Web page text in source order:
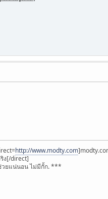
http://www.modty.com
ง[/direct]
วยแน่นอน ไม่มีกั้ก. ***